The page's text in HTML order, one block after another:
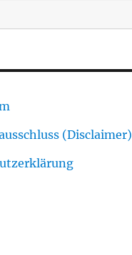
(Disclaimer)